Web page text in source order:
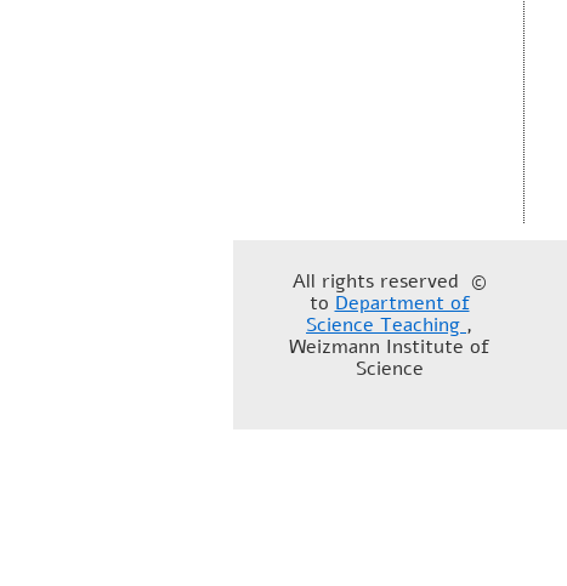
© All rights reserved
to Department of
Science Teaching ,
Weizmann Institute of
Science